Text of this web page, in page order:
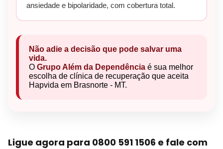
ansiedade e bipolaridade, com cobertura total.
Não adie a decisão que pode salvar uma
vida.
O Grupo Além da Dependência é sua melhor
escolha de clínica de recuperação que aceita
Hapvida em Brasnorte - MT.
Ligue agora para 0800 591 1506 e fale com